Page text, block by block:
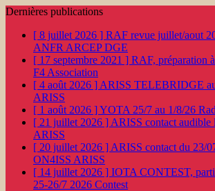
Dernières publications
[ 8 juillet 2026 ] RAF revue juillet/aout
ANFR ARCEP DGE
[ 17 septembre 2021 ] RAF, préparation
F4 Association
[ 4 août 2026 ] ARISS TELEBRIDGE
ARISS
[ 1 août 2026 ]YOTA 25/7 au 1/8/26
[ 21 juillet 2026 ] ARISS contact audible
ARISS
[ 20 juillet 2026 ] ARISS contact du 23/
ON4ISS ARISS
[ 14 juillet 2026 ] IOTA CONTEST,
25-26/7 2026 Contest